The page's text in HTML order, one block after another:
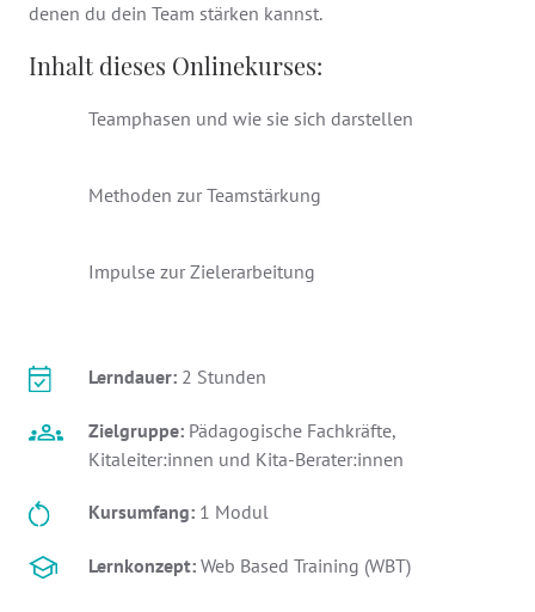
denen du dein Team stärken kannst.
Inhalt dieses Onlinekurses:
Teamphasen und wie sie sich darstellen
Methoden zur Teamstärkung
Impulse zur Zielerarbeitung
Lerndauer: 2 Stunden
Zielgruppe: Pädagogische Fachkräfte,
Kitaleiter:innen und Kita-Berater:innen
Kursumfang: 1 Modul
Lernkonzept: Web Based Training (WBT)